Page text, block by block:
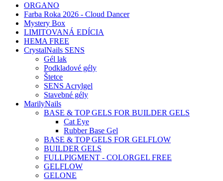
ORGANO
Farba Roka 2026 - Cloud Dancer
Mystery Box
LIMITOVANÁ EDÍCIA
HEMA FREE
CrystalNails SENS
Gél lak
Podkladové gély
Štetce
SENS Acrylgel
Stavebné gély
MarilyNails
BASE & TOP GELS FOR BUILDER GELS
Cat Eye
Rubber Base Gel
BASE & TOP GELS FOR GELFLOW
BUILDER GELS
FULLPIGMENT - COLORGEL FREE
GELFLOW
GELONE